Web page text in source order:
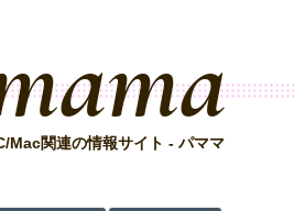
Mac関連の情報サイト - パママ